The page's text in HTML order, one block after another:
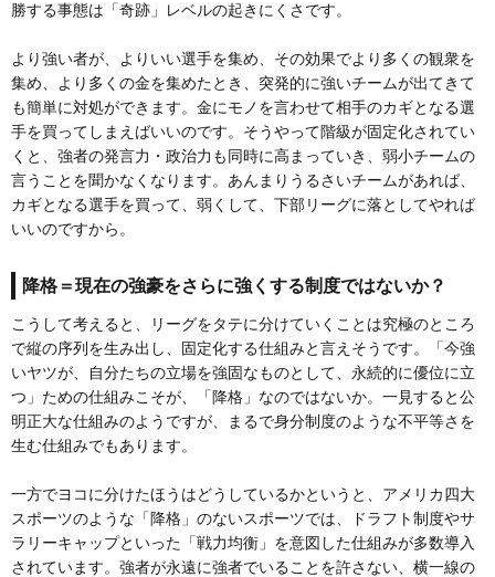
勝する事態は「奇跡」レベルの起きにくさです。
より強い者が、よりいい選手を集め、その効果でより多くの観衆を
集め、より多くの金を集めたとき、突発的に強いチームが出てきて
も簡単に対処ができます。金にモノを言わせて相手のカギとなる選
手を買ってしまえばいいのです。そうやって階級が固定化されてい
くと、強者の発言力・政治力も同時に高まっていき、弱小チームの
言うことを聞かなくなります。あんまりうるさいチームがあれば、
カギとなる選手を買って、弱くして、下部リーグに落としてやれば
いいのですから。
降格＝現在の強豪をさらに強くする制度ではないか？
こうして考えると、リーグをタテに分けていくことは究極のところ
で縦の序列を生み出し、固定化する仕組みと言えそうです。「今強
いヤツが、自分たちの立場を強固なものとして、永続的に優位に立
つ」ための仕組みこそが、「降格」なのではないか。一見すると公
明正大な仕組みのようですが、まるで身分制度のような不平等さを
生む仕組みでもあります。
一方でヨコに分けたほうはどうしているかというと、アメリカ四大
スポーツのような「降格」のないスポーツでは、ドラフト制度やサ
ラリーキャップといった「戦力均衡」を意図した仕組みが多数導入
されています。強者が永遠に強者でいることを許さない、横一線の